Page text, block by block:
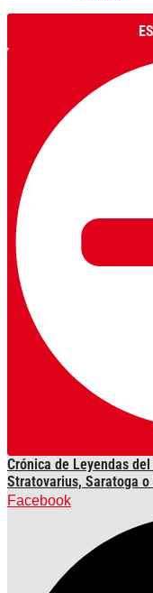
Crónica de Leyendas
Stratovarius, Saratoga
Facebook